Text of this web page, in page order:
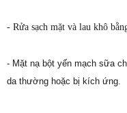
- Rửa sạch mặt và lau khô
- Mặt nạ bột yến mạch sữa
da thường hoặc bị kích ứng.